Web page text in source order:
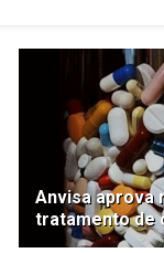
Anvisa aprova
tratamento de